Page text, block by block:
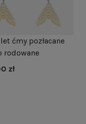
ćmy pozłacane
rodowane
zł